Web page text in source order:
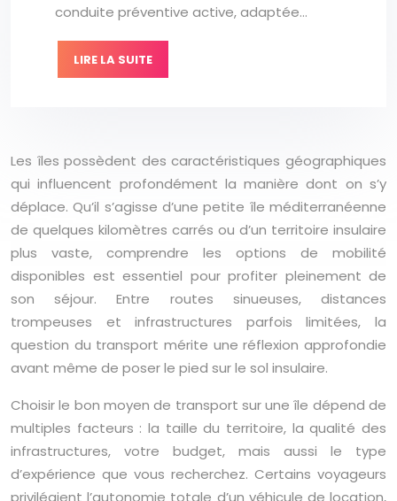
conduite préventive active, adaptée…
LIRE LA SUITE
Les îles possèdent des caractéristiques géographiques
qui influencent profondément la manière dont on s’y
déplace. Qu’il s’agisse d’une petite île méditerranéenne
de quelques kilomètres carrés ou d’un territoire insulaire
plus vaste, comprendre les options de mobilité
disponibles est essentiel pour profiter pleinement de
son séjour. Entre routes sinueuses, distances
trompeuses et infrastructures parfois limitées, la
question du transport mérite une réflexion approfondie
avant même de poser le pied sur le sol insulaire.
Choisir le bon moyen de transport sur une île dépend de
multiples facteurs : la taille du territoire, la qualité des
infrastructures, votre budget, mais aussi le type
d’expérience que vous recherchez. Certains voyageurs
privilégient l’autonomie totale d’un véhicule de location,